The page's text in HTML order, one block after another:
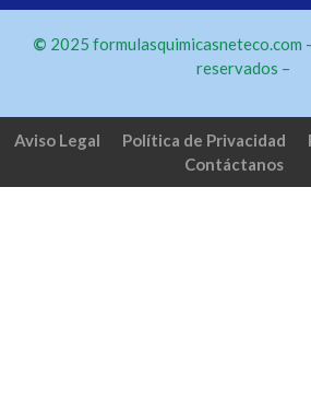
© 2025 formulasquimicasneteco.com
reservados –
Aviso Legal Política de Privacidad
Contáctanos